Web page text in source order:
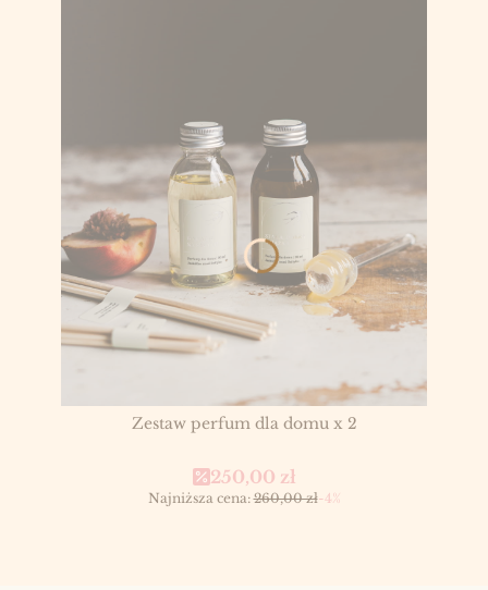
Zestaw perfum dla domu x 2
Cena promocyjna
250,00 zł
Najniższa cena: 260,00 zł-4%